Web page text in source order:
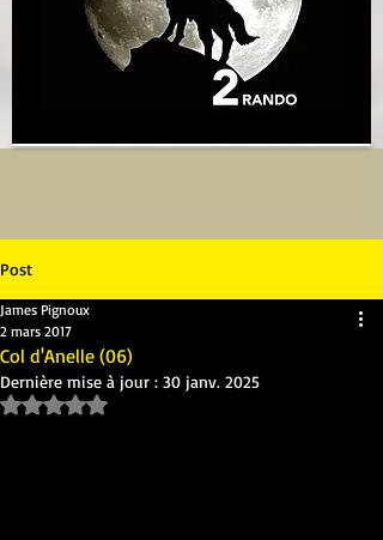
Post
Col d'Anelle (06)
James Pignoux
2 mars 2017
Dernière mise à jour : 30 janv. 2025
Noté NaN étoiles sur 5.